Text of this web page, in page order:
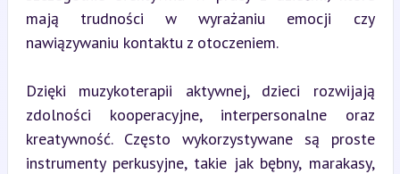
mają trudności w wyrażaniu emocji czy
nawiązywaniu kontaktu z otoczeniem.
Dzięki muzykoterapii aktywnej, dzieci rozwijają
zdolności kooperacyjne, interpersonalne oraz
kreatywność. Często wykorzystywane są proste
instrumenty perkusyjne, takie jak bębny, marakasy,